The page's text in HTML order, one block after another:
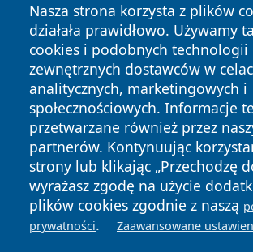
Nasza strona korzysta z plików
działała prawidłowo. Używamy
cookies i podobnych technologii
zewnętrznych dostawców w
analitycznych, marketingowych i
społecznościowych. Informacje
przetwarzane również przez
partnerów. Kontynuując
strony lub klikając „Przechodzę
wyrażasz zgodę na użycie
plików cookies zgodnie z naszą
prywatności. Zaawansowane
Copyright © 2026 tomaszowonline.pl
zastrzeżone.